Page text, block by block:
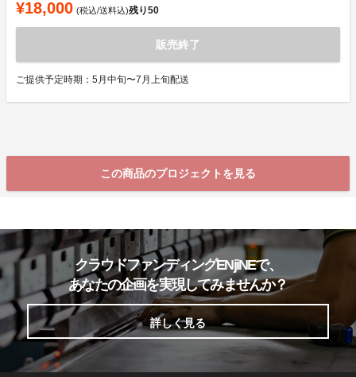
¥18,000 (税込/送料込)残り50
販売終了
ご提供予定時期：5月中旬〜7月上旬配送
この商品のプロジェクトを見る
クラウドファンディングENjiNEで、
あなたの企画を実現してみませんか？
詳しく見る